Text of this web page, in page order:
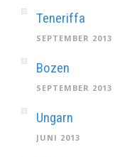
Teneriffa
SEPTEMBER 2013
Bozen
SEPTEMBER 2013
Ungarn
JUNI 2013